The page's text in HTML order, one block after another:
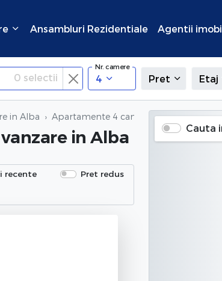
Ansambluri Rezidentiale Agentii
0 selectii
Nr. camere
4 Pret Etaj
in Alba Apartamente 4 camere de vanzare in
in Alba
recente
Pret redus
Cauta